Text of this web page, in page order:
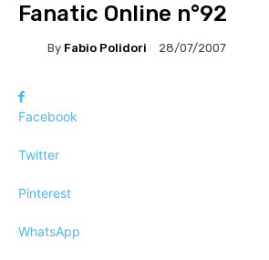
Fanatic Online n°92
By Fabio Polidori 28/07/2007
Facebook
Twitter
Pinterest
WhatsApp